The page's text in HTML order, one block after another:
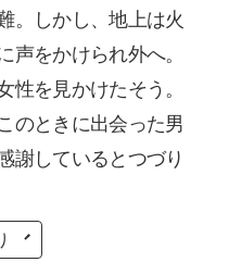
。しかし、地上は火
をかけられ外へ。
を見かけたそう。
のときに出会った男
謝しているとつづり